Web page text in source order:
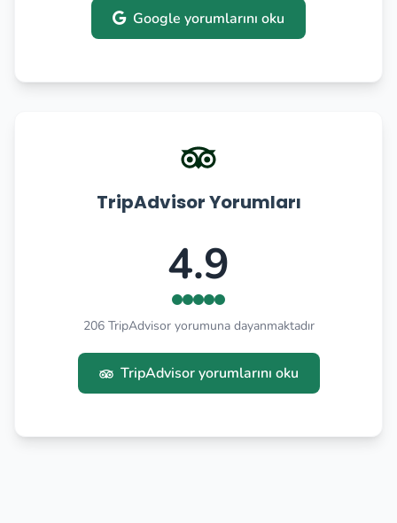
Google yorumlarını oku
TripAdvisor Yorumları
4.9
206 TripAdvisor yorumuna dayanmaktadır
TripAdvisor yorumlarını oku